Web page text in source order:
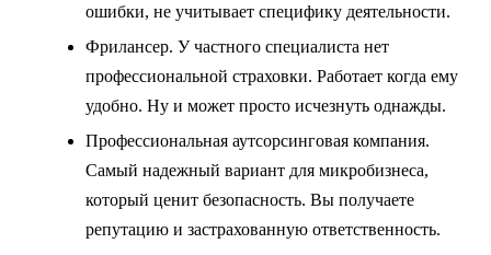
ошибки, не учитывает специфику деятельности.
Фрилансер. У частного специалиста нет
профессиональной страховки. Работает когда ему
удобно. Ну и может просто исчезнуть однажды.
Профессиональная аутсорсинговая компания.
Самый надежный вариант для микробизнеса,
который ценит безопасность. Вы получаете
репутацию и застрахованную ответственность.